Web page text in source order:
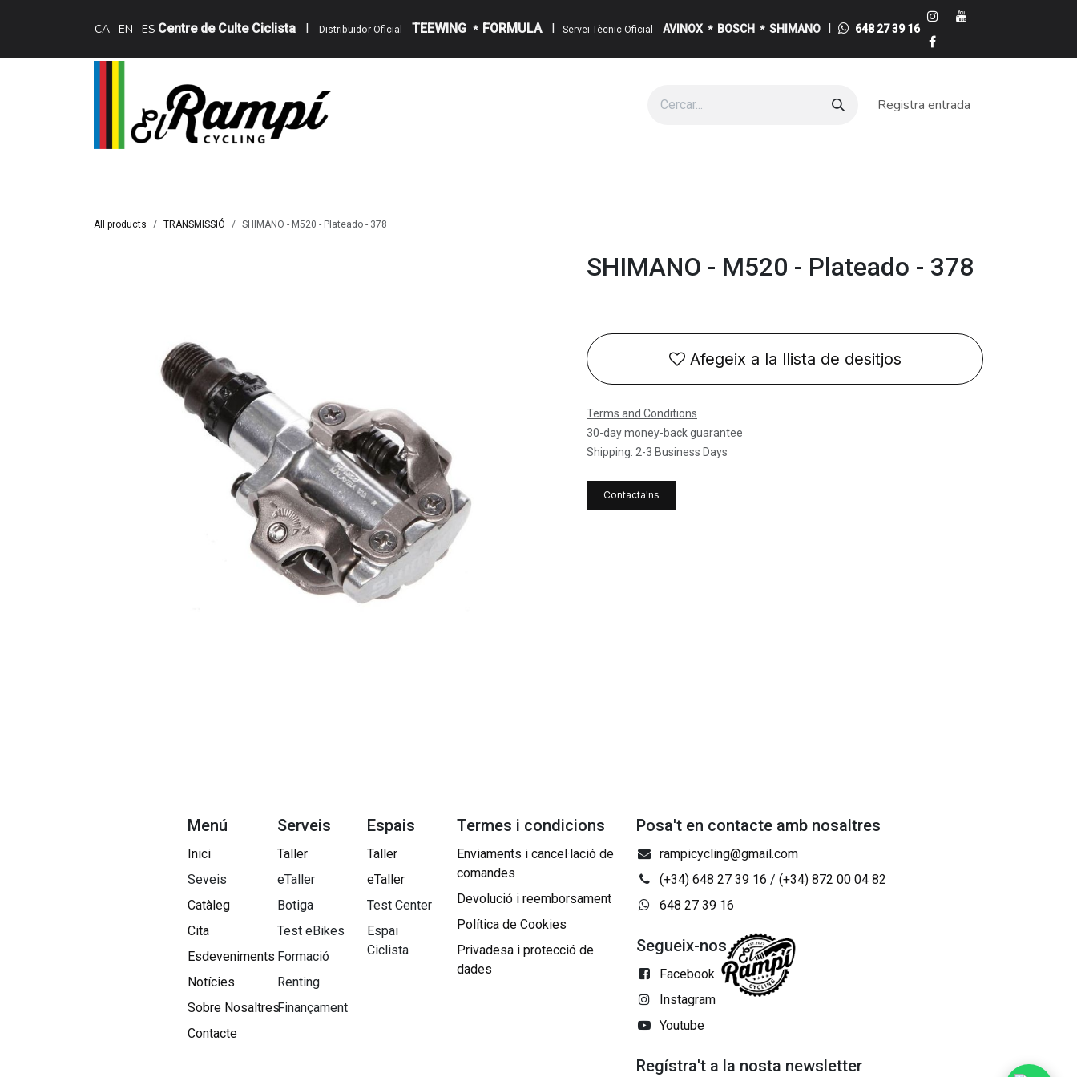
CA EN ES Centre de Culte Ciclista I Distribuïdor Oficial TEEWING * FORMULA I Servei Tècnic Oficial AVINOX * BOSCH * SHIMANO I 648 27 39 16
Registra entrada
All products TRANSMISSIÓ SHIMANO - M520 - Plateado - 378
SHIMANO - M520 - Plateado - 378
Afegeix a la llista de desitjos
Terms and Conditions
30-day money-back guarantee
Shipping: 2-3 Business Days
Contacta'ns
Menú
Inici
Seveis
Catàleg
Cita
Esdeveniments
Notícies
Sobre Nosaltres​
Contacte
Serveis
Taller
eTaller
Botiga
Test eBikes
Formació
Renting
Finançament
Espais
Taller
eTaller
Test Center
Espai
Ciclista
Termes i condicions
Enviaments i cancel·lació de
comandes
Devolució i reemborsament
Política de Cookies
Privadesa i protecció de
dades
Posa't en contacte amb nosaltres
rampicycling@gmail.com
(+34) 648 27 39 16 / (+34) 872 00 04 82
648 27 39 16
Segueix-nos
Facebook
Instagram
Youtube
Regístra't a la nosta newsletter